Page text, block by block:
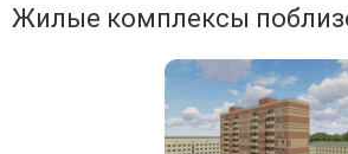
Жилые комплексы